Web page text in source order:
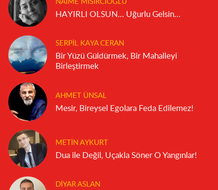
NAIME MISIRCIOĞLU
HAYIRLI OLSUN… Uğurlu Gelsin…
SERPIL KAYA CERAN
Bir Yüzü Güldürmek, Bir Mahalleyi
Birleştirmek
AHMET ÜNSAL
Mesir, Bireysel Egolara Feda Edilemez!
METIN AYKURT
Dua ile Değil, Uçakla Söner O Yangınlar!
DIYAR ASLAN